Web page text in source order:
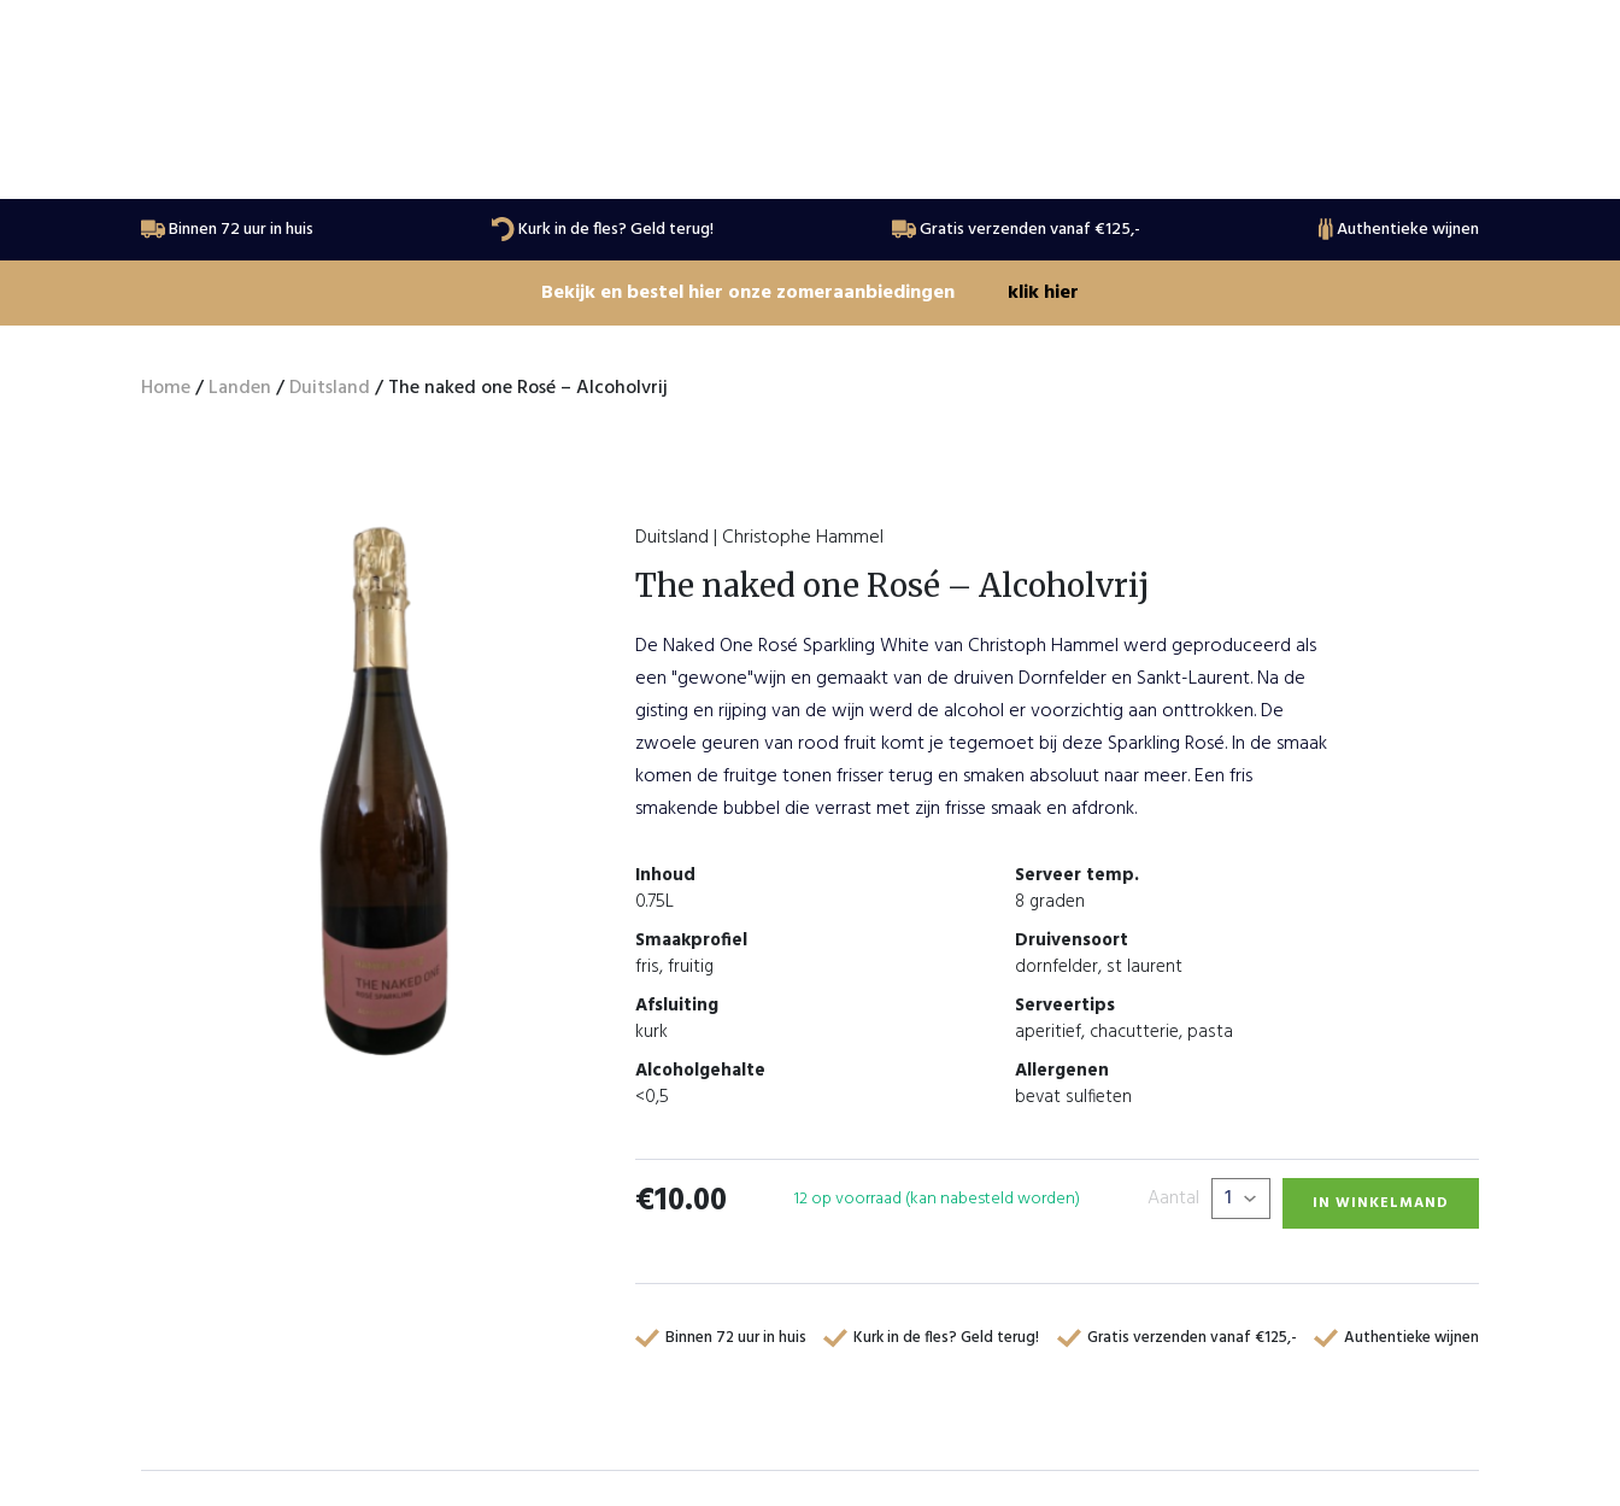
Binnen 72 uur in huis Kurk in de fles? Geld terug! Gratis verzenden vanaf €125,- Authentieke wijnen
Bekijk en bestel hier onze zomeraanbiedingen klik hier
Home/Landen/Duitsland/ The naked one Rosé – Alcoholvrij
Duitsland | Christophe Hammel
The naked one Rosé – Alcoholvrij
De Naked One Rosé Sparkling White van Christoph Hammel werd geproduceerd als
een "gewone"wijn en gemaakt van de druiven Dornfelder en Sankt-Laurent. Na de
gisting en rijping van de wijn werd de alcohol er voorzichtig aan onttrokken. De
zwoele geuren van rood fruit komt je tegemoet bij deze Sparkling Rosé. In de smaak
komen de fruitge tonen frisser terug en smaken absoluut naar meer. Een fris
smakende bubbel die verrast met zijn frisse smaak en afdronk.
Inhoud
0.75L
Serveer temp.
8 graden
Smaakprofiel
fris, fruitig
Druivensoort
dornfelder, st laurent
Afsluiting
kurk
Serveertips
aperitief, chacutterie, pasta
Alcoholgehalte
<0,5
Allergenen
bevat sulfieten
€10.00 12 op voorraad (kan nabesteld worden) Aantal IN WINKELMAND
Binnen 72 uur in huis Kurk in de fles? Geld terug! Gratis verzenden vanaf €125,- Authentieke wijnen